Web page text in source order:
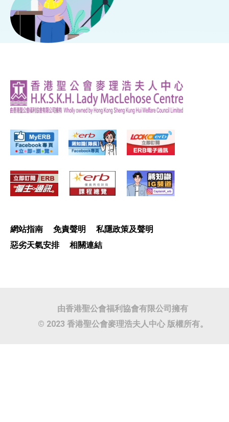
網站指南 免責聲明
私隱政策及聲明
惡劣天氣安排
相關連結
由香港聖公會福利協會有限公司擁有
© 2023 香港聖公會麥理浩夫人中心 版權所有。